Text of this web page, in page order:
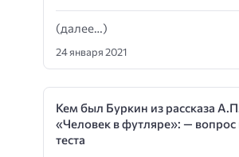
(далее…)
24 января 2021
Кем был Буркин из рассказа
«Человек в футляре»: — вопрос
теста